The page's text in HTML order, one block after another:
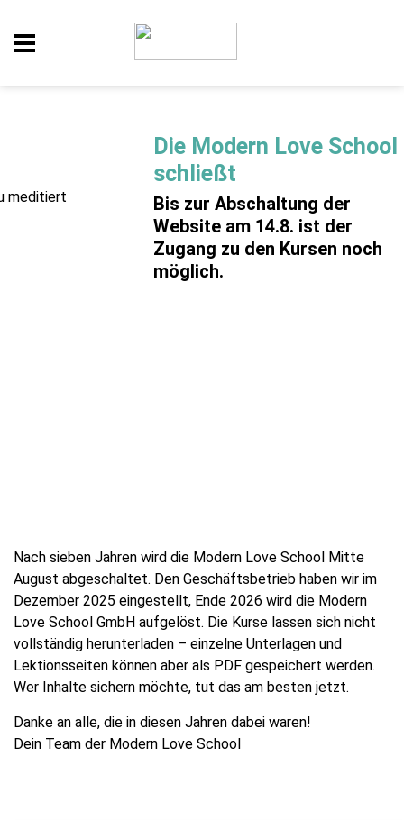
Die Modern Love School
schließt
Bis zur Abschaltung der
Website am 14.8. ist der
Zugang zu den Kursen noch
möglich.
Nach sieben Jahren wird die Modern Love School Mitte
August abgeschaltet. Den Geschäftsbetrieb haben wir im
Dezember 2025 eingestellt, Ende 2026 wird die Modern
Love School GmbH aufgelöst. Die Kurse lassen sich nicht
vollständig herunterladen – einzelne Unterlagen und
Lektionsseiten können aber als PDF gespeichert werden.
Wer Inhalte sichern möchte, tut das am besten jetzt.
Danke an alle, die in diesen Jahren dabei waren!
Dein Team der Modern Love School